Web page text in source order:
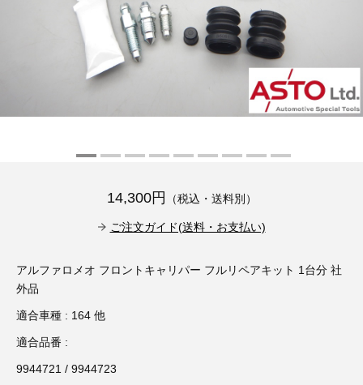
バイク用診断テスター（7）
アメリカ車（15）
スウェーデン車（20）
ホイールロック取り外しツール（6）
3D プリンターペン（8）
ブレーキキャリパーリペアキット（368）
ライト関連（6）
その他（12）
14,300円 （税込・送料別）
ご注文ガイド(送料・お支払い)
アルファロメオ フロントキャリパー フルリペアキット 1台分 社
外品
適合車種 : 164 他
適合品番 :
9944721 / 9944723